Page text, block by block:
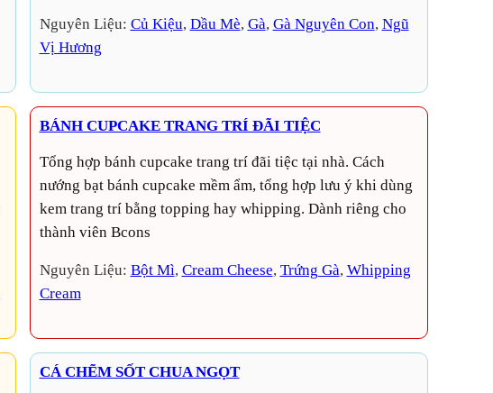
Nguyên Liệu: Củ Kiệu, Dầu Mè, Gà, Gà Nguyên Con, Ngũ
Vị Hương
BÁNH CUPCAKE TRANG TRÍ ĐÃI TIỆC
Tổng hợp bánh cupcake trang trí đãi tiệc tại nhà. Cách
nướng bạt bánh cupcake mềm ẩm, tổng hợp lưu ý khi dùng
kem trang trí bằng topping hay whipping. Dành riêng cho
thành viên Bcons
Nguyên Liệu: Bột Mì, Cream Cheese, Trứng Gà, Whipping
Cream
CÁ CHẼM SỐT CHUA NGỌT